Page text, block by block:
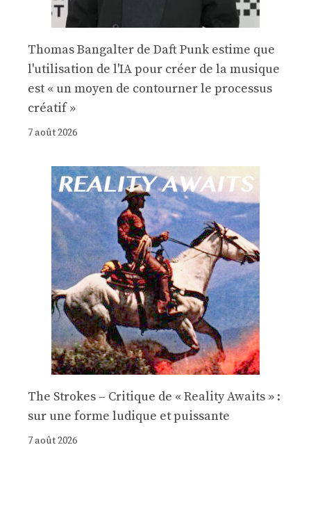
Thomas Bangalter de Daft Punk estime que
l'utilisation de l'IA pour créer de la musique
est « un moyen de contourner le processus
créatif »
7 août 2026
The Strokes – Critique de « Reality Awaits » :
sur une forme ludique et puissante
7 août 2026